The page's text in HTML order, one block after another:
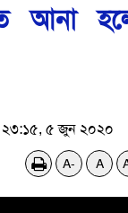
আনা
৫ জুন ২০২০
A- A